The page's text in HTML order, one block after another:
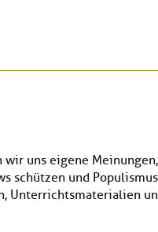
wir uns eigene
schützen und
Unterrichtsmaterialien